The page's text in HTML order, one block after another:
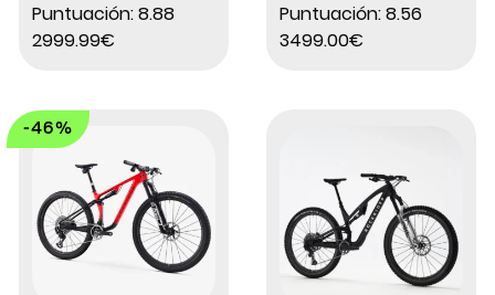
Puntuación: 8.88
2999.99€
Puntuación: 8.56
3499.00€
-46%